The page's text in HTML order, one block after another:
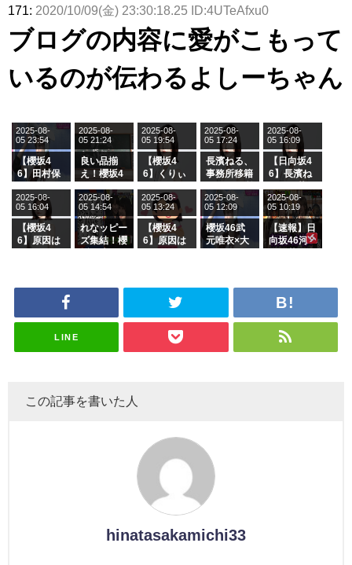
171: 2020/10/09(金) 23:30:18.25 ID:4UTeAfxu0
ブログの内容に愛がこもって
いるのが伝わるよしーちゃん
【櫻坂4
6】田村保
ージを脱い
でいた理由
2025-08-
05 23:54
良い品揃
え！櫻坂4
グル『Mak
e or Brea
k』オフィ
シャルグッ
ズ絶賛販売
2025-08-
05 21:24
【櫻坂4
6】くりぃ
の2人を手
玉に取る大
沼晶保【く
りぃむナン
タラ】
2025-08-
05 19:54
長濱ねる、
事務所移籍
属を発表
2025-08-
05 17:24
【日向坂4
6】長濱ね
ら移籍しフ
ラーム所属
に。これで
事務所に所
属している
がこちら
2025-08-
05 16:09
【櫻坂4
6】原因は
ざわつかせ
2025-08-
05 16:04
れなッピー
ズ集結！櫻
「ラヴィッ
スタジオ出
2025-08-
05 14:54
【櫻坂4
6】原因は
ざわつかせ
2025-08-
05 13:24
櫻坂46武
元唯衣×大
さんに恐怖
ナンタラ】
2025-08-
05 12:09
【速報】日
向坂46河
2025-08-
05 10:19
LINE
この記事を書いた人
hinatasakamichi33